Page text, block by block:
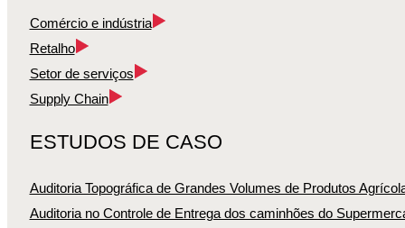
Comércio e indústria
Retalho
Setor de serviços
Supply Chain
ESTUDOS DE CASO
Auditoria Topográfica de Grandes Volumes de Produtos
Auditoria no Controle de Entrega dos caminhões do